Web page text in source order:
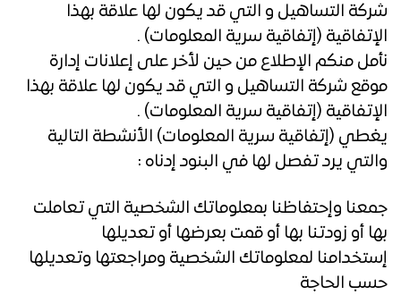
شركة التساهيل و التي قد يكون لها علاقة بهذا
الإتفاقية (إتفاقية سرية المعلومات) .
نأمل منكم الإطلاع من حين لأخر على إعلانات إدارة
موقع شركة التساهيل و التي قد يكون لها علاقة بهذا
الإتفاقية (إتفاقية سرية المعلومات) .
يغطي (إتفاقية سرية المعلومات) الأنشطة التالية
والتي يرد تفصل لها في البنود إدناه :
جمعنا وإحتفاظنا بمعلوماتك الشخصية التي تعاملت
بها أو زودتنا بها أو قمت بعرضها أو تعديلها
إستخدامنا لمعلوماتك الشخصية ومراجعتها وتعديلها
حسب الحاجة